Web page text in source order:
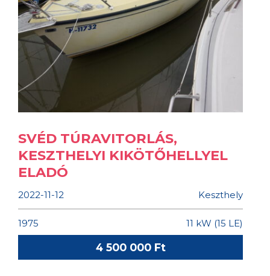
SVÉD TÚRAVITORLÁS,
KESZTHELYI KIKÖTŐHELLYEL
ELADÓ
2022-11-12 Keszthely
1975 11 kW (15 LE)
4 500 000 Ft